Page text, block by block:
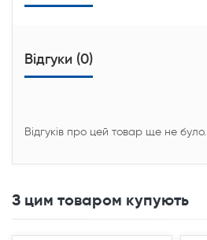
Відгуки (0)
Відгуків про цей товар ще не було.
З цим товаром купують